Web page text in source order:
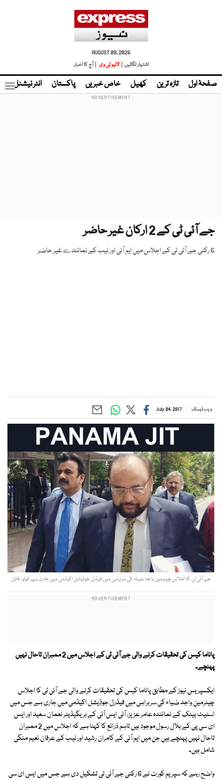
AUGUST 09, 2026
اشتہار لگائیں |
لائیو ٹی وی | آج کا اخبار
صفحۂ اول تازہ ترین کھیل خاص خبریں پاکستان انٹر نیشنل
جے آئی ٹی کے 2 ارکان غیر حاضر
6 رکنی جے آئی ٹی کے اجلاس میں ایم آئی اور نیب کے نمائندے غیر حاضر
ویب ڈیسک July 04, 2017
جے آئی ٹی کا اجلاس چیئرمین واجد ضیاء کی سربراہی میں فیڈرل جوڈیشل اکیڈمی میں جاری ہے۔ فوٹو : فائل
پاناما کیس کی تحقیقات کرنے والی جے آئی ٹی کے اجلاس میں 2 ممبران تاحال نہیں
پہنچے۔
ایکسپریس نیوز کے مطابق پاناما کیس کی تحقیقات کرنے والی جے آئی ٹی کا اجلاس
چیئرمین واجد ضیاء کی سربراہی میں فیڈرل جوڈیشل اکیڈمی میں جاری ہے جس میں
اسٹیٹ بینک کے نمائندہ عامر عزیز، آئی ایس آئی کے بریگیڈیئر نعمان سعید اور ایس
ای سی پی کے بلال رسول موجود ہیں تاہم ذرائع کا کہنا ہے کہ اجلاس میں 2 ممبران
تاحال نہیں پہنچے ہیں جن میں ایم آئی کے کامران رشید اور نیب کے عرفان نعیم منگی
شامل ہیں۔
واضح رہے کہ سپریم کورٹ نے 6 رکنی جے آئی ٹی تشکیل دی ہے جس میں ایس ای سی